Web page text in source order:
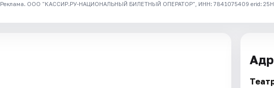
Реклама. ООО "КАССИР.РУ-НАЦИОНАЛЬНЫЙ БИЛЕТНЫЙ ОПЕРАТОР", ИНН: 7841075409 erid: